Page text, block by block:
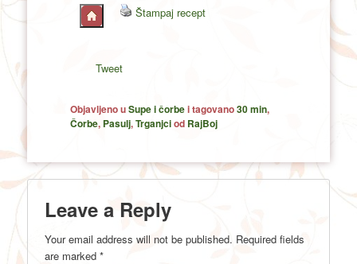
Štampaj recept
Tweet
Objavljeno uSupe i čorbei tagovano30 min,
Čorbe, Pasulj,Trganjciod RajBoj
Leave a Reply
Your email address will not be published. Required fields
are marked*